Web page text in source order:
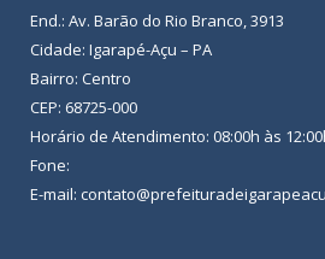
End.: Av. Barão do Rio Branco, 3913
Cidade: Igarapé-Açu – PA
Bairro: Centro
CEP: 68725-000
Horário de Atendimento: 08:00h às
Fone:
E-mail: